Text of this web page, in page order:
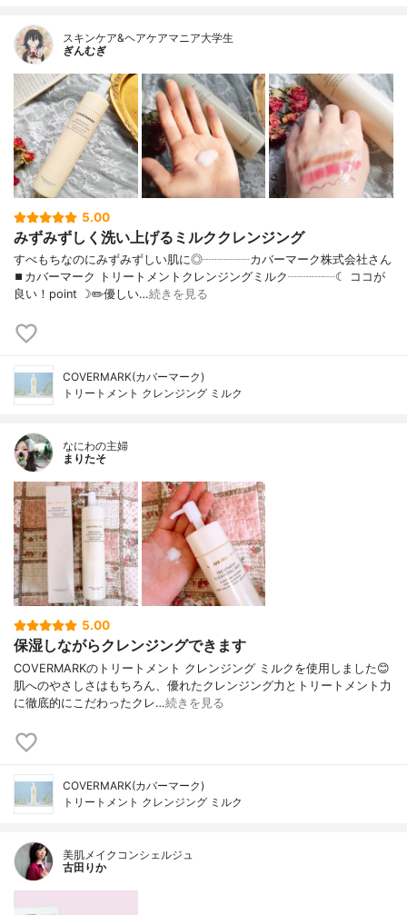
スキンケア&ヘアケアマニア大学生
ぎんむぎ
5.00
みずみずしく洗い上げるミルククレンジング
すべもちなのにみずみずしい肌に◎┈┈┈┈カバーマーク株式会社さん
⏹カバーマーク トリートメントクレンジングミルク┈┈┈┈☾ ココが
良い！point ☽✏️優しい…続きを見る
COVERMARK(カバーマーク)
トリートメント クレンジング ミルク
なにわの主婦
まりたそ
5.00
保湿しながらクレンジングできます
COVERMARKのトリートメント クレンジング ミルクを使用しました😊
肌へのやさしさはもちろん、優れたクレンジング力とトリートメント力
に徹底的にこだわったクレ…続きを見る
COVERMARK(カバーマーク)
トリートメント クレンジング ミルク
美肌メイクコンシェルジュ
古田りか